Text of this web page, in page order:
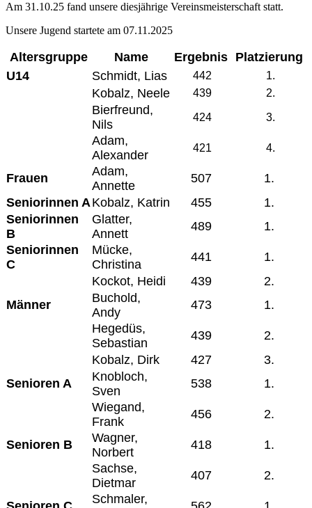
Am 31.10.25 fand unsere diesjährige Vereinsmeisterschaft statt.
Unsere Jugend startete am 07.11.2025
Altersgruppe Name Ergebnis Platzierung
U14
Schmidt, Lias 442 1.
Kobalz, Neele 439 2.
Bierfreund,
Nils
424 3.
Adam,
Alexander
421 4.
Frauen
Adam,
Annette
507
1.
Seniorinnen AKobalz, Katrin 455
1.
Seniorinnen
B
Glatter,
Annett
489
1.
Seniorinnen
C
Mücke,
Christina
441
1.
Kockot, Heidi
439
2.
Männer
Buchold,
Andy
473
1.
Hegedüs,
Sebastian
439
2.
Kobalz, Dirk
427
3.
Senioren A
Knobloch,
Sven
538
1.
Wiegand,
Frank
456 2.
Senioren B
Wagner,
Norbert
418
1.
Sachse,
Dietmar
407 2.
Schmaler,